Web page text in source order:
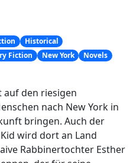
Historical
Fiction New York
Novels
den riesigen
nach New York in
bringen. Auch der
wird dort an Land
Rabbinertochter Esther